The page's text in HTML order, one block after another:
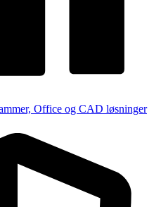
Office og CAD løsninger